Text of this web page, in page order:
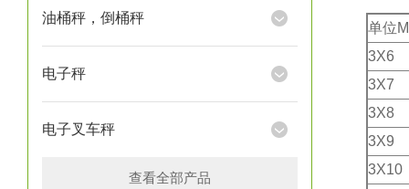
油桶秤，倒桶秤
电子秤
电子叉车秤
查看全部产品
单位M
3X6
3X7
3X8
3X9
3X10